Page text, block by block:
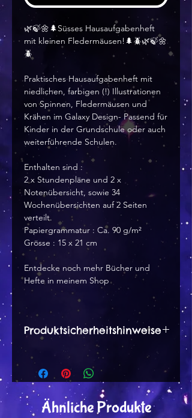
🌿🍃🌼🌲Süsses Hausaufgabenheft
mit kleinen Fledermäusen!🌲🪲🌿🍃🌼
🪲
Praktisches Hausaufgabenheft mit
niedlichen, farbigen (!) Illustrationen
von Spinnen, Fledermäusen und
Krähen im Galaxy Design- Passend für
Kinder in der Grundschule oder auch
weiterführende Schulen.
Enthalten sind :
2 x Stundenpläne und 2 x
Notenübersicht, sowie 34
Wochenübersichten auf 2 Seiten
verteilt.
Papiergrammatur : Ca. 90 g/m²
Grösse : 15 x 21 cm
Entdecke noch mehr Bücher und
Hefte in meinem Shop
Produktsicherheitshinweise
Herstellerangaben:
Dana Peter
Wernsbachstr. 12 a
57250 Netphen
tinytami [at] web.de
Ähnliche Produkte